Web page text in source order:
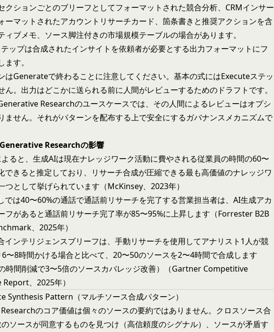
クションごとのブリーフとしてフォーマットされた競合分析、CRMインサー
ーマットされたアカウントリサーチカード、箇条書きと推奨アクションを含
ィブメモ、ソース脚注付きの市場規模テーブルの場合があります。
ップは合成されたインサイトを依頼者が必要とする出力フォーマットにフ
す。
はGenerateで終わることに注意してください。基本の式にはExecuteステッ
ん。出力はどこかに送られる前に人間がレビューするためのドラフトです。
Researchのユースケースでは、その人間によるレビューはオプシ
ません。それがパターンを配布する上で安全にするガバナンスメカニズムで
Researchの影響
ると、生成AIは現在ナレッジワーク活動に費やされる従業員の時間の60〜
できると推定しており、リサーチ合成が圧縮できる最も高価値のナレッジワ
つとして挙げられています（McKinsey、2023年）
では40〜60%の通話で通話前リサーチを完了する営業担当者は、AI生成アカ
フがあると通話前リサーチ完了率が85〜95%に上昇します（Forrester B2B
、2025年）
インテリジェンスブリーフは、手動リサーチを使用してアナリスト1人が競
〜8時間かける場合と比べて、20〜50のソースを2〜4時間で合成します
の時間削減で3〜5倍のソースカバレッジ改善）（Gartner Competitive
、2025年）
Synthesis Pattern（マルチソース合成パターン）
のコア価値は個々のソースの要約ではありません。クロスソース合
ソースが同意するものを見つけ（高信頼度のシグナル）、ソースが矛盾す